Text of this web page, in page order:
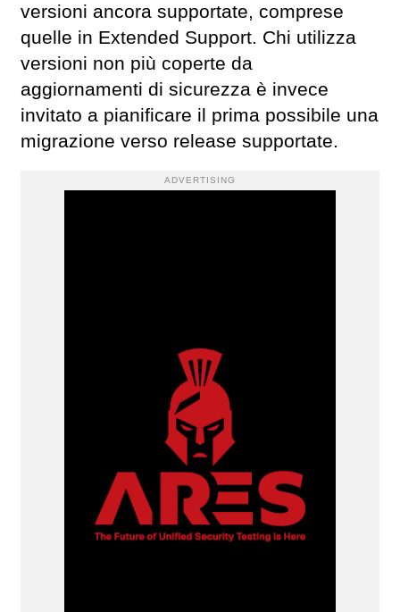
versioni ancora supportate, comprese
quelle in Extended Support. Chi utilizza
versioni non più coperte da
aggiornamenti di sicurezza è invece
invitato a pianificare il prima possibile una
migrazione verso release supportate.
ADVERTISING